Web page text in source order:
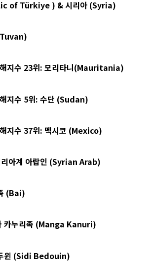
of Türkiye ) & 시리아 (Syria)
지수 23위: 모리타니(Mauritania)
지수 5위: 수단 (Sudan)
지수 37위: 멕시코 (Mexico)
아계 아랍인 (Syrian Arab)
(Bai)
카누리족 (Manga Kanuri)
윈 (Sidi Bedouin)